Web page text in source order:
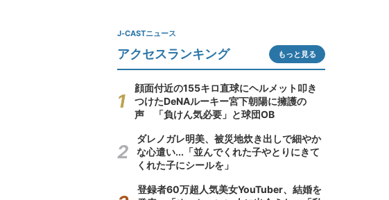
J-CASTニュース
アクセスランキング もっと見る
顔面付近の155キロ直球にヘルメット叩き
つけたDeNAルーキー宮下朝陽に擁護の
声 「負けん気必要」と球団OB
ダレノガレ明美、被災地炊き出しで細やか
な心遣い...「並んでくれた子やとりにきて
くれた子にシールを」
登録者60万超人気美女YouTuber、結婚を